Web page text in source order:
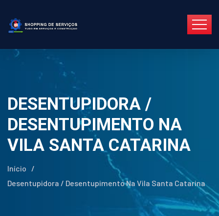
DESENTUPIDORA /
DESENTUPIMENTO NA
VILA SANTA CATARINA
Início
/
Desentupidora / Desentupimento Na Vila Santa Catarina